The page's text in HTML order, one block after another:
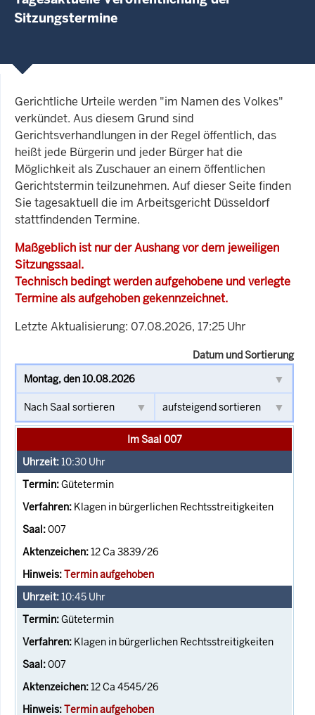
Sitzungstermine
Gerichtliche Urteile werden "im Namen des Volkes"
verkündet. Aus diesem Grund sind
Gerichtsverhandlungen in der Regel öffentlich, das
heißt jede Bürgerin und jeder Bürger hat die
Möglichkeit als Zuschauer an einem öffentlichen
Gerichtstermin teilzunehmen. Auf dieser Seite finden
Sie tagesaktuell die im Arbeitsgericht Düsseldorf
stattfindenden Termine.
Maßgeblich ist nur der Aushang vor dem jeweiligen
Sitzungssaal.
Technisch bedingt werden aufgehobene und verlegte
Termine als aufgehoben gekennzeichnet.
Letzte Aktualisierung: 07.08.2026, 17:25 Uhr
Datum und Sortierung
Im Saal 007
10:30 Uhr
Gütetermin
Klagen in bürgerlichen Rechtsstreitigkeiten
007
12 Ca 3839/26
Termin aufgehoben
10:45 Uhr
Gütetermin
Klagen in bürgerlichen Rechtsstreitigkeiten
007
12 Ca 4545/26
Termin aufgehoben